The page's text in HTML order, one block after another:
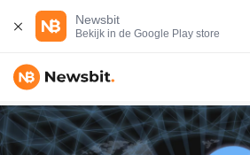
Newsbit
Bekijk in de Google Play store